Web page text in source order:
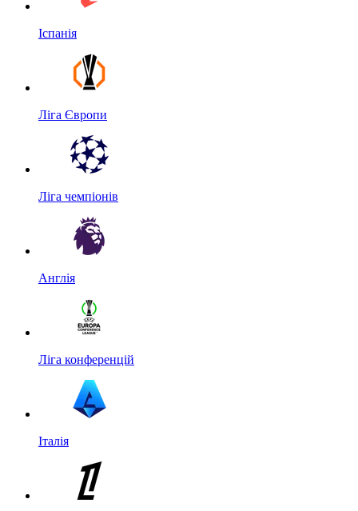
Іспанія
Ліга Європи
Ліга чемпіонів
Англія
Ліга конференцій
Італія